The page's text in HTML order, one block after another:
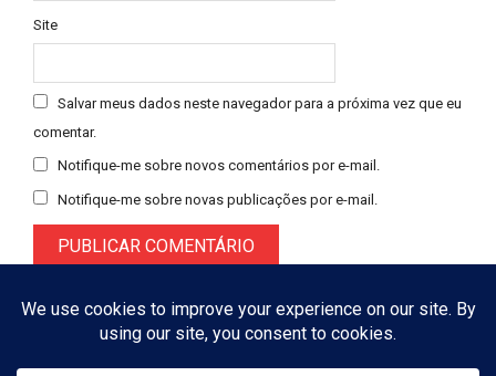
Site
Salvar meus dados neste navegador para a próxima vez que eu
comentar.
Notifique-me sobre novos comentários por e-mail.
Notifique-me sobre novas publicações por e-mail.